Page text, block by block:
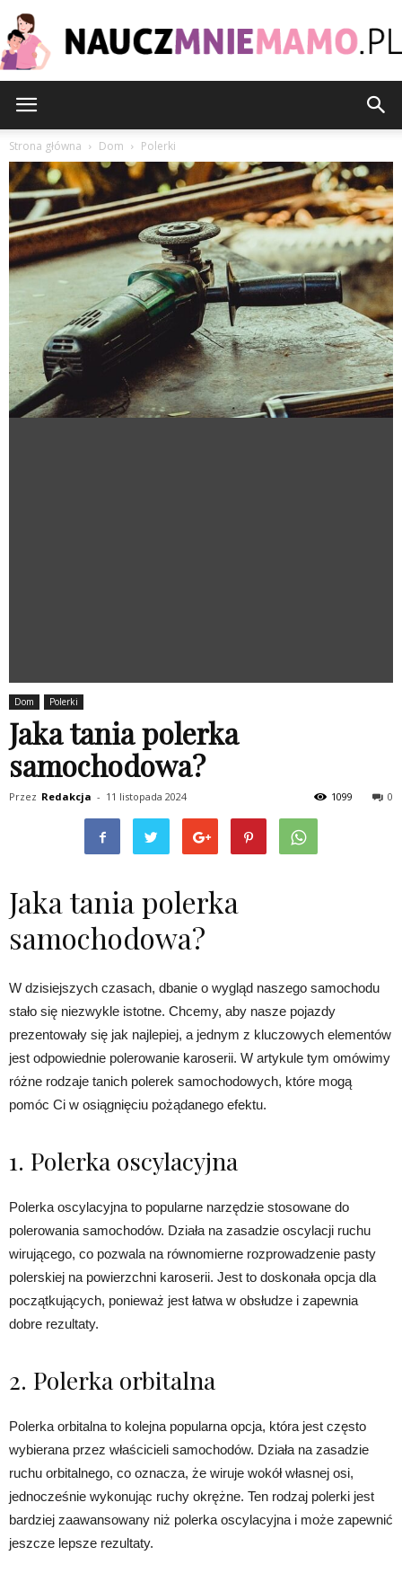
Strona główna Dom Polerki
Dom Polerki
Jaka tania polerka
samochodowa?
Przez Redakcja - 11 listopada 2024 0
1099
Jaka tania polerka
samochodowa?
W dzisiejszych czasach, dbanie o wygląd naszego samochodu
stało się niezwykle istotne. Chcemy, aby nasze pojazdy
prezentowały się jak najlepiej, a jednym z kluczowych elementów
jest odpowiednie polerowanie karoserii. W artykule tym omówimy
różne rodzaje tanich polerek samochodowych, które mogą
pomóc Ci w osiągnięciu pożądanego efektu.
1. Polerka oscylacyjna
Polerka oscylacyjna to popularne narzędzie stosowane do
polerowania samochodów. Działa na zasadzie oscylacji ruchu
wirującego, co pozwala na równomierne rozprowadzenie pasty
polerskiej na powierzchni karoserii. Jest to doskonała opcja dla
początkujących, ponieważ jest łatwa w obsłudze i zapewnia
dobre rezultaty.
2. Polerka orbitalna
Polerka orbitalna to kolejna popularna opcja, która jest często
wybierana przez właścicieli samochodów. Działa na zasadzie
ruchu orbitalnego, co oznacza, że wiruje wokół własnej osi,
jednocześnie wykonując ruchy okrężne. Ten rodzaj polerki jest
bardziej zaawansowany niż polerka oscylacyjna i może zapewnić
jeszcze lepsze rezultaty.